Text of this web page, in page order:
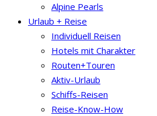
Alpine Pearls
Urlaub + Reise
Individuell Reisen
Hotels mit Charakter
Routen+Touren
Aktiv-Urlaub
Schiffs-Reisen
Reise-Know-How